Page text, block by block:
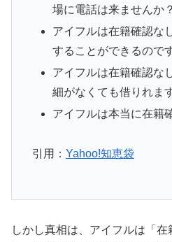
場に電話は来ませんか？
アイフルは在籍確認な
することができるので
アイフルは在籍確認な
細がなくても借りれま
アイフルは本当に在籍
引用： Yahoo!知恵袋
しかし真相は、アイフルは「